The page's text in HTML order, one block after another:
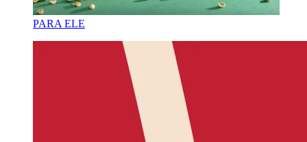
PARA ELE